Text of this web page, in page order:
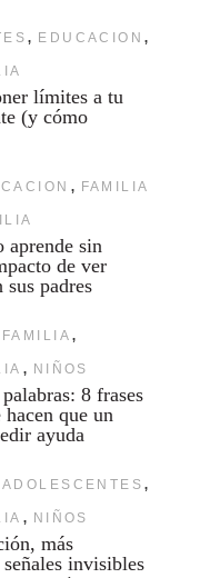
, EDUCACION ,
límites a tu
(y cómo
, FAMILIA
sin
de ver
sus padres
FAMILIA ,
, NIÑOS
8 frases
que un
ayuda
ADOLESCENTES ,
, NIÑOS
más
invisibles